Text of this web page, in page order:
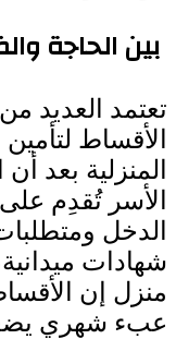
بين الحاجة
تعتمد العديد
الأقساط
المنزلية بعد
الأسر تُقدِم
الدخل
شهادات
منزل إن
عبء شهري